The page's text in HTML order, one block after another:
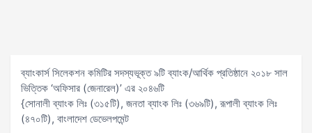
ব্যাংকার্স সিলেকশন কমিটির সদস্যভূক্ত ৯টি ব্যাংক/আর্থিক প্রতিষ্ঠানে ২০১৮ সাল
ভিত্তিক ‘অফিসার (জেনারেল)’ এর ২০৪৬টি
{সোনালী ব্যাংক লিঃ (৩১৫টি), জনতা ব্যাংক লিঃ (৩৬৯টি), রূপালী ব্যাংক লিঃ
(৪৭০টি), বাংলাদেশ ডেভেলপমেন্ট